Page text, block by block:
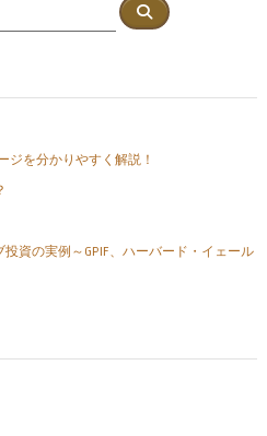
検
索
ジを分かりやすく解説！
資の実例～GPIF、ハーバード・イェール